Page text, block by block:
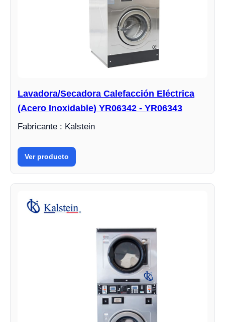
Lavadora/Secadora Calefacción Eléctrica
(Acero Inoxidable) YR06342 - YR06343
Fabricante : Kalstein
Ver producto